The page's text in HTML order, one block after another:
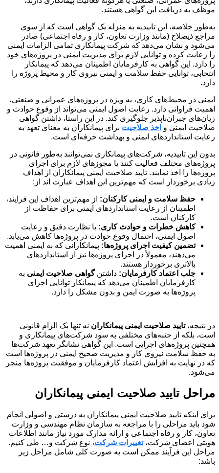
موظف به دریافت این گواهی هستند.
به‌طور خلاصه، این تاییدیه به منزله یک گواهی است که از سوی
مراجع ذیصلاح (مانند وزارت تعاون، کار و رفاه اجتماعی) صادر
می‌شود و نشان می‌دهد که شرکت پیمانکاری تمامی الزامات ایمنی
را رعایت کرده و توانایی لازم برای مدیریت ایمنی در پروژه‌های خود
را دارد. این گواهی به کارفرمایان اطمینان می‌دهد که پیمانکار
انتخابی، توانایی حفظ سلامت و ایمنی نیروی کار و محیط پروژه را
دارد.
ایمنی در محیط‌های کاری، به ویژه در پروژه‌های عمرانی و صنعتی،
اهمیت فراوانی دارد. رعایت اصول ایمنی می‌تواند از وقوع حوادث و
زیان‌های جبران‌ناپذیر جلوگیری کند. در این راستا، داشتن گواهی
صلاحیت ایمنی و اخذ صلاحیت برای پیمانکاران به معنای تعهد به
رعایت استانداردهای ایمنی و بهداشت حرفه‌ای است.
بدون این تاییدیه، شرکت‌های پیمانکاری نمی‌توانند به‌طور قانونی در
پروژه‌های مختلف فعالیت کنند یا مجوزهای لازم برای اجرای
پروژه‌ها را اخذ نمایند. تایید صلاحیت ایمنی پیمانکاران از اهداف
زیادی برخوردار است که مهم‌ترین این اهداف عبارت اند از:
حفظ سلامت و ایمنی کارکنان: از مهم‌ترین اهداف این فرایند،
اطمینان از رعایت استانداردهای ایمنی برای حفاظت از
کارکنان است.
کاهش خطرات و حوادث کاری: با نظارت دقیق و رعایت
اصول ایمنی، احتمال وقوع حوادث در پروژه‌ها کاهش می‌یابد.
تضمین کیفیت اجرای پروژه‌ها: پیمانکارانی که به ایمنی اهمیت
می‌دهند، معمولاً در اجرای پروژه‌ها نیز از استانداردهای
بالاتری برخوردار هستند.
جلب اعتماد کارفرمایان: داشتنگواهی صلاحیت ایمنی به
کارفرمایان اطمینان می‌دهد که پیمانکار توانایی اجرای
پروژه‌ها به صورت ایمن و بدون مشکل را دارد.
در نتیجه،تایید صلاحیت ایمنی پیمانکاران نه تنها یک الزام قانونی
است، بلکه از جنبه‌های مختلفی به سود شرکت‌های پیمانکاری و
همچنین پروژه‌های اجرایی است. این گواهی نشانگر تعهد شرکت‌ها
به حفظ سلامت نیروی کار و مدیریت صحیح ایمنی در پروژه‌ها است
که در نهایت به افزایش اعتماد کارفرمایان و موفقیت پروژه‌ها منجر
می‌شود.
مراحل تایید صلاحیت ایمنی پیمانکاران
برای اینکه تایید صلاحیت ایمنی پیمانکاران به درستی و اصولی انجام
شود باید مراحلی را با مراجعه به سازمان نظام مهندسی و وزارت
تعاون، کار و رفاه اجتماعی و ارائه مدارک مورد نیاز مانند اطلاعات
هویتی اعضای شرکت،تغییرات شرکت، نوع شرکت و… طی کنیم.
مراحل این فرآیند ممکن است به صورت کلی شامل مراحل زیر
باشد: